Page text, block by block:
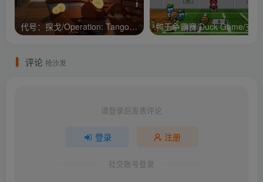
代号：探戈/Operation: Tango/支持网络联机
评论 抢沙发
请登录后发表评论
登录 注册
社交账号登录